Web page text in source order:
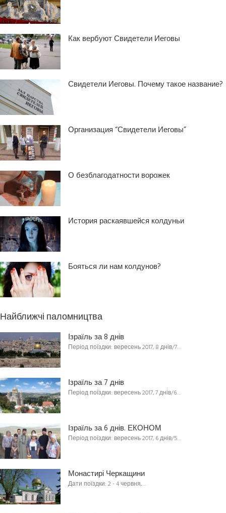
Как вербуют Свидетели Иеговы
Свидетели Иеговы. Почему такое название?
Организация “Свидетели Иеговы”
О безблагодатности ворожек
История раскаявшейся колдуньи
Бояться ли нам колдунов?
Найближчі паломництва
Ізраїль за 8 днів
Період поїздки: вересень 2017, 8 днів/7…
Ізраїль за 7 днів
Період поїздки: вересень 2017, 7 днів/6…
Ізраїль за 6 днів. ЕКОНОМ
Період поїздки: вересень 2017, 6 днів/5…
Монастирі Черкащини
Дати поїздки: 2 - 4 червня,…